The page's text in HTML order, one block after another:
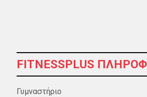
FITNESSPLUS
Γυμναστήριο